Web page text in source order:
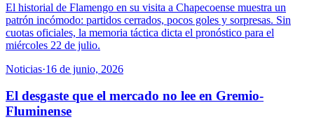
El historial de Flamengo en su visita a Chapecoense muestra un
patrón incómodo: partidos cerrados, pocos goles y sorpresas. Sin
cuotas oficiales, la memoria táctica dicta el pronóstico para el
miércoles 22 de julio.
Noticias·16 de junio, 2026
El desgaste que el mercado no lee en Gremio-
Fluminense